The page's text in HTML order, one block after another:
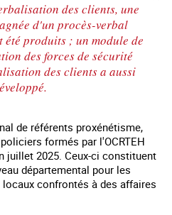
des clients, une
d'un procès-verbal
produits ; un module de
des forces de sécurité
des clients a aussi
de référents proxénétisme,
formés par l'OCRTEH
juillet 2025. Ceux-ci constituent
départemental pour les
confrontés à des affaires